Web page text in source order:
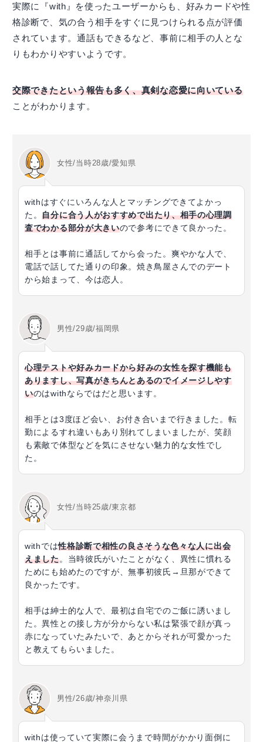
実際に『with』を使ったユーザーからも、好みカードや性
格診断で、気の合う相手をすぐに見つけられる点が評価
されています。通話もできるなど、事前に相手の人とな
りもわかりやすいようです。
交際できたという報告も多く、真剣な恋愛に向いている
ことがわかります。
女性/当時28歳/愛知県
withはすぐにいろんな人とマッチングできてよかっ
た。自分に合う人がおすすめで出たり、相手の心理調
査でわかる部分が大きいので参考にできて良かった。
相手とは事前に通話してから会った。爽やかな人で、
電話で話してた通りの印象。焼き鳥屋さんでのデート
から始まって、今は恋人。
男性/29歳/福岡県
心理テストや好みカードから好みの女性を探す機能も
ありますし、写真がきちんとあるのでイメージしやす
いのはwithならではだと思います。
相手とは3度ほど会い、お付き合いまで行きました。転
勤によるすれ違いもあり別れてしまいましたが、笑顔
も素敵で体型などを気にさせない魅力的な女性でし
た。
女性/当時25歳/東京都
withでは性格診断で相性の良さそうな色々な人に出会
えました。当時彼氏がいたことがなく、異性に慣れる
ためにも始めたのですが、無事初彼氏→旦那ができて
良かったです。
相手は紳士的な人で、最初は自宅でのご飯に誘いまし
た。異性との接し方が分からない私は緊張で顔が真っ
赤になっていたみたいで、あとからそれが可愛かった
と教えてもらいました。
男性/26歳/神奈川県
withは使っていて実際に会うまで時間がかかり面倒に